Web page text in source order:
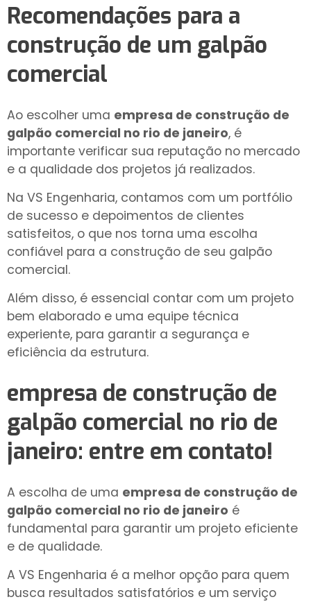
Recomendações para a
construção de um galpão
comercial
Ao escolher uma empresa de construção de
galpão comercial no rio de janeiro, é
importante verificar sua reputação no mercado
e a qualidade dos projetos já realizados.
Na VS Engenharia, contamos com um portfólio
de sucesso e depoimentos de clientes
satisfeitos, o que nos torna uma escolha
confiável para a construção de seu galpão
comercial.
Além disso, é essencial contar com um projeto
bem elaborado e uma equipe técnica
experiente, para garantir a segurança e
eficiência da estrutura.
empresa de construção de
galpão comercial no rio de
janeiro: entre em contato!
A escolha de uma empresa de construção de
galpão comercial no rio de janeiro é
fundamental para garantir um projeto eficiente
e de qualidade.
A VS Engenharia é a melhor opção para quem
busca resultados satisfatórios e um serviço